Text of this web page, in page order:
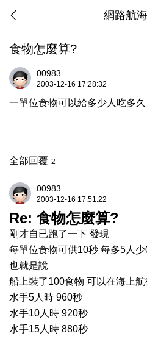
網路航
食物怎麼算?
00983
2003-12-16 17:28:32
一單位食物可以給多少人吃多久
全部回覆 2
00983
2003-12-16 17:51:22
Re: 食物怎麼算?
剛才自已跑了一下 發現
每單位食物可供10秒 每多5人
也就是說
船上裝了100食物 可以在海上
水手5人時 960秒
水手10人時 920秒
水手15人時 880秒